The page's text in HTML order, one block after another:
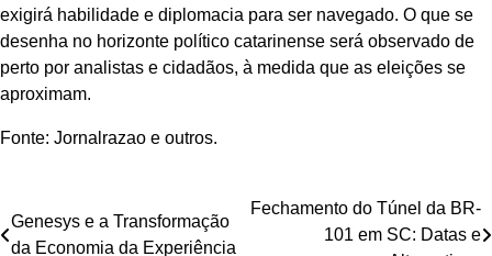
exigirá habilidade e diplomacia para ser navegado. O que se
desenha no horizonte político catarinense será observado de
perto por analistas e cidadãos, à medida que as eleições se
aproximam.
Fonte: Jornalrazao e outros.
Navegação
Genesys e a Transformação
da Economia da Experiência
Fechamento do Túnel da BR-
101 em SC: Datas e